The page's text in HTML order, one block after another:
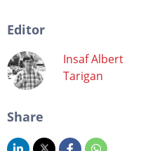
Editor
Insaf Albert
Tarigan
Share